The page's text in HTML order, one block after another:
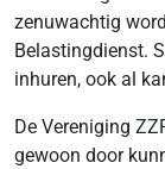
zenuwachtig
Belastingdienst.
inhuren, ook al
De Vereniging
gewoon door